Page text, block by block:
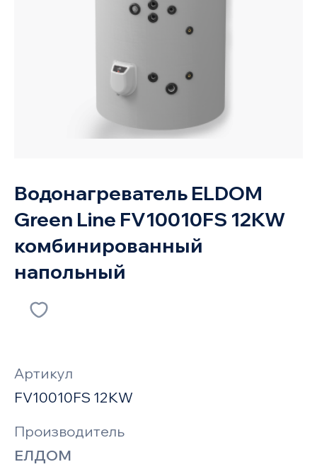
Водонагреватель ELDOM
Green Line FV10010FS 12KW
комбинированный
напольный
Артикул
FV10010FS 12KW
Производитель
ЕЛДОМ